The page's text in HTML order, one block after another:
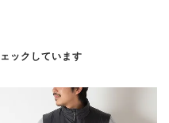
ックしています